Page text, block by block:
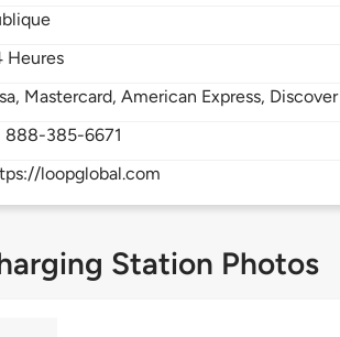
Heures
Mastercard, American Express, Discover
888-385-6671
loopglobal.com
Station Photos